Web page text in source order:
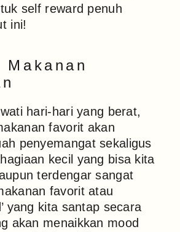
self reward penuh
ini!
Makanan
hari-hari yang berat,
favorit akan
penyemangat sekaligus
kecil yang bisa kita
terdengar sangat
favorit atau
yang kita santap secara
akan menaikkan mood